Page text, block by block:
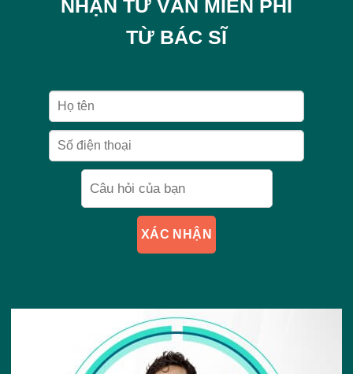
NHẬN TƯ VẤN MIỄN PHÍ
TỪ BÁC SĨ
XÁC NHẬN